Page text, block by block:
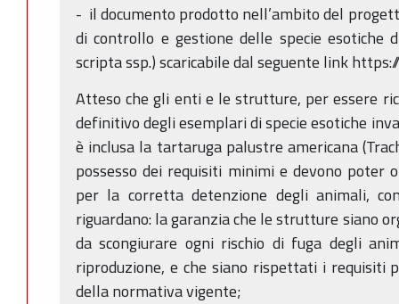
- il documento prodotto nell’ambito del
di controllo e gestione delle specie esotiche
scripta ssp.) scaricabile dal seguente link
Atteso che gli enti e le strutture, per essere
definitivo degli esemplari di specie esotiche
è inclusa la tartaruga palustre americana
possesso dei requisiti minimi e devono poter
per la corretta detenzione degli animali,
riguardano: la garanzia che le strutture siano
da scongiurare ogni rischio di fuga degli
riproduzione, e che siano rispettati i requisiti
della normativa vigente;